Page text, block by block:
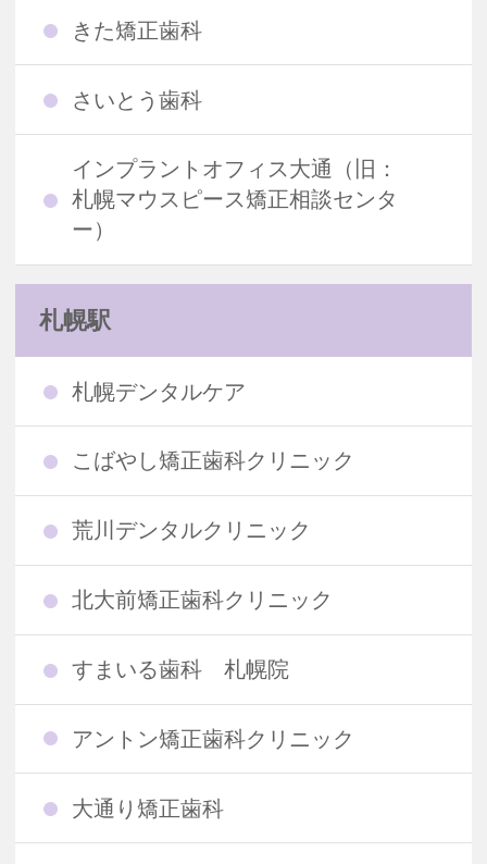
きた矯正歯科
さいとう歯科
インプラントオフィス大通（旧：
札幌マウスピース矯正相談センタ
ー）
札幌駅
札幌デンタルケア
こばやし矯正歯科クリニック
荒川デンタルクリニック
北大前矯正歯科クリニック
すまいる歯科 札幌院
アントン矯正歯科クリニック
大通り矯正歯科